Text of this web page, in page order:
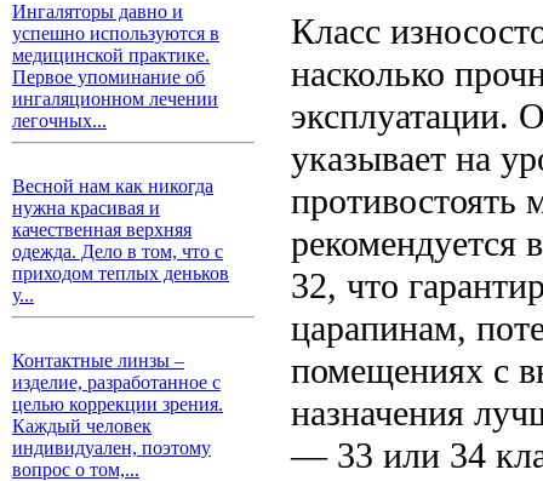
Ингаляторы давно и
успешно используются в
медицинской практике.
Первое упоминание об
ингаляционном лечении
легочных...
Весной нам как никогда
нужна красивая и
качественная верхняя
одежда. Дело в том, что с
приходом теплых деньков
у...
Контактные линзы –
изделие, разработанное с
целью коррекции зрения.
Каждый человек
индивидуален, поэтому
вопрос о том,...
Класс
насколько
эксплуатации.
указывает на
рекомендуется
32, что
царапинам,
помещениях с
назначения
— 33 или 34